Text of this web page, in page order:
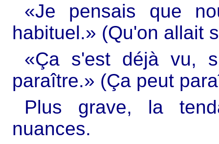
«Je pensais que
habituel.» (Qu'on allait
«Ça s'est déjà vu,
paraître.» (Ça peut
Plus grave, la
nuances.